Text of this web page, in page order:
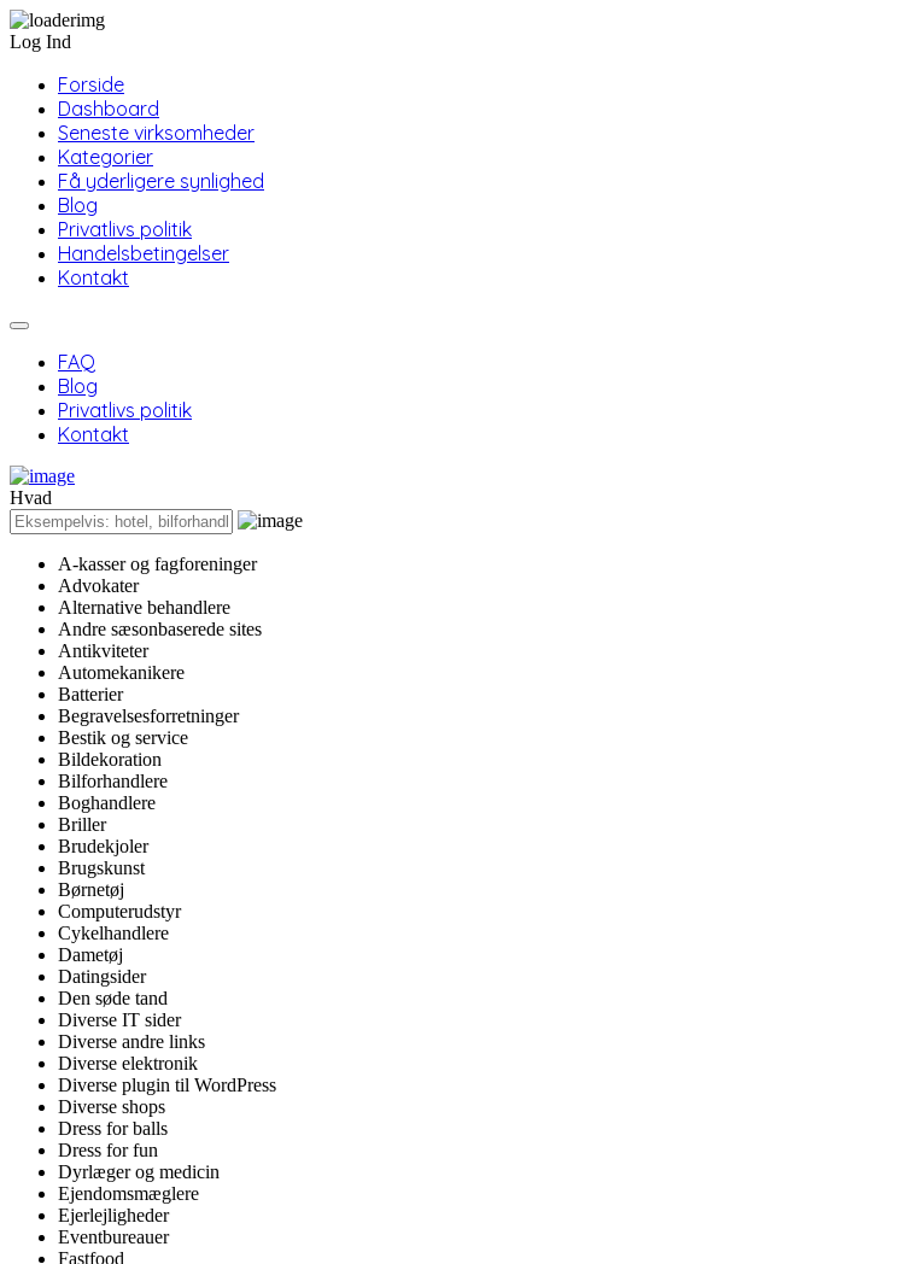
Log Ind
Forside
Dashboard
Seneste virksomheder
Kategorier
Få yderligere synlighed
Blog
Privatlivs politik
Handelsbetingelser
Kontakt
FAQ
Blog
Privatlivs politik
Kontakt
Hvad
A-kasser og fagforeninger
Advokater
Alternative behandlere
Andre sæsonbaserede sites
Antikviteter
Automekanikere
Batterier
Begravelsesforretninger
Bestik og service
Bildekoration
Bilforhandlere
Boghandlere
Briller
Brudekjoler
Brugskunst
Børnetøj
Computerudstyr
Cykelhandlere
Dametøj
Datingsider
Den søde tand
Diverse IT sider
Diverse andre links
Diverse elektronik
Diverse plugin til WordPress
Diverse shops
Dress for balls
Dress for fun
Dyrlæger og medicin
Ejendomsmæglere
Ejerlejligheder
Eventbureauer
Fastfood